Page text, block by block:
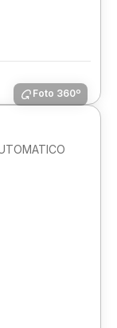
Foto 360º